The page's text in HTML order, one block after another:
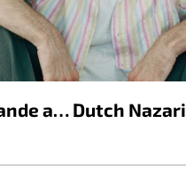
a… Dutch Nazari